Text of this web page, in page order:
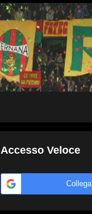
Accesso Veloce